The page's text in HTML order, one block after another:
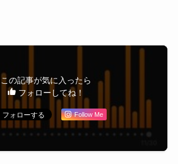
この記事が気に入ったら
フォローしてね！
Follow Me